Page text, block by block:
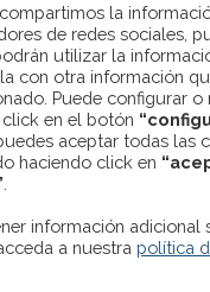
estructura de madera y
estaoriginal
distintos colores bajo
la
de redes sociales,
utilizar la
con otra información
Puede configurar o
en el botón
aceptar todas las
haciendo click en
información adicional
a nuestra política